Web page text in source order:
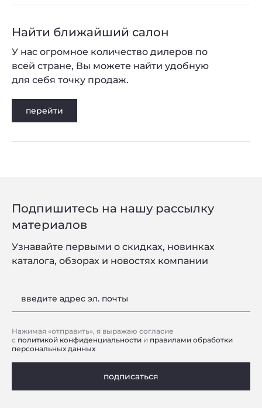
Найти ближайший салон
перейти
У нас огромное количество дилеров по
всей стране, Вы можете найти удобную
для себя точку продаж.
Подпишитесь на нашу рассылку
материалов
Узнавайте первыми о скидках, новинках
каталога, обзорах и новостях компании
введите адрес эл. почты
Нажимая «отправить», я выражаю согласие
с политикой конфиденциальности и правилами обработки
персональных данных
подписаться